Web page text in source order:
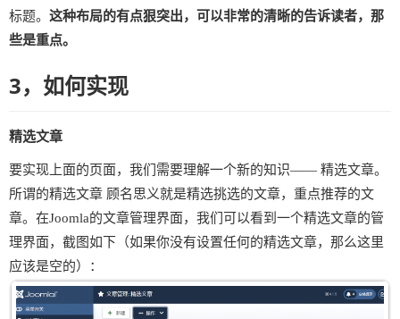
标题。 这种布局的有点狠突出，可以非常的清晰的告诉读者，那
些是重点。
3，如何实现
精选文章
要实现上面的页面，我们需要理解一个新的知识—— 精选文章。
所谓的精选文章 顾名思义就是精选挑选的文章，重点推荐的文
章。在Joomla的文章管理界面，我们可以看到一个精选文章的管
理界面，截图如下（如果你没有设置任何的精选文章，那么这里
应该是空的）：